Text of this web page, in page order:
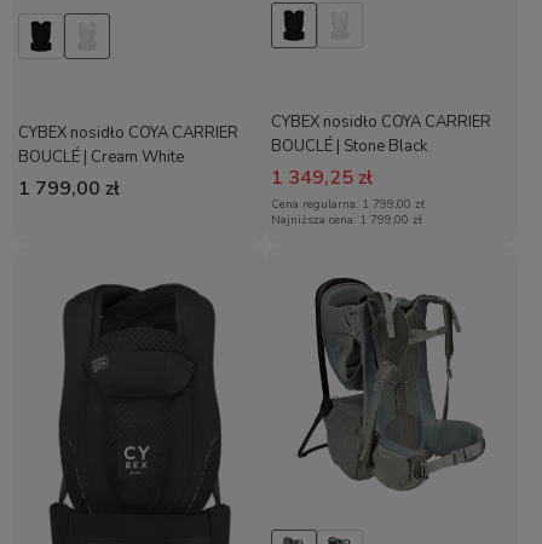
CYBEX nosidło COYA CARRIER
BOUCLÉ | Cream White
1 799,00 zł
CYBEX nosidło COYA CARRIER
BOUCLÉ | Stone Black
1 349,25 zł
Cena regularna: 1 799,00 zł
Najniższa cena: 1 799,00 zł